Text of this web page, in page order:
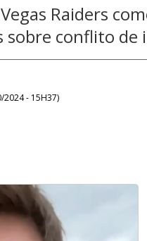
Raiders
sobre conflito de
2024 - 15H37)